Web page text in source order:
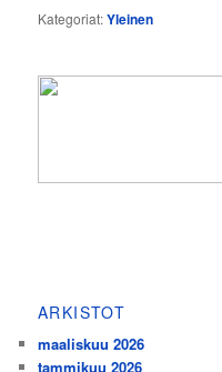
Kategoriat:Yleinen
ARKISTOT
maaliskuu 2026
tammikuu 2026